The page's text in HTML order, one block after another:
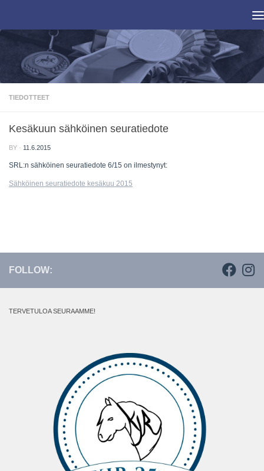
TIEDOTTEET
Kesäkuun sähköinen seuratiedote
BY · 11.6.2015
SRL:n sähköinen seuratiedote 6/15 on ilmestynyt:
Sähköinen seuratiedote kesäkuu 2015
FOLLOW:
TERVETULOA SEURAAMME!